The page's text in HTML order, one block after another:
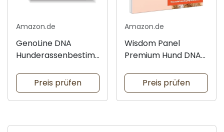
Amazon.de
GenoLine DNA
Hunderassenbestim
Preis prüfen
Amazon.de
Wisdom Panel
Premium Hund DNA
Preis prüfen